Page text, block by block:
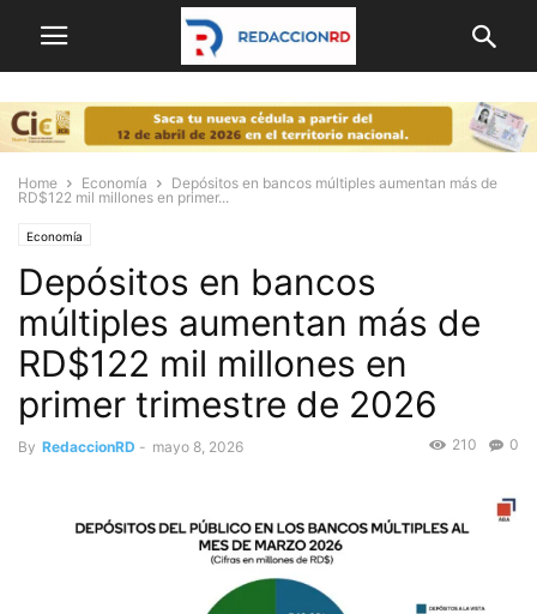
Home Economía
Depósitos en bancos múltiples aumentan más de
RD$122 mil millones en primer...
Economía
Depósitos en bancos
múltiples aumentan más de
RD$122 mil millones en
primer trimestre de 2026
By RedaccionRD - mayo 8, 2026 0
210